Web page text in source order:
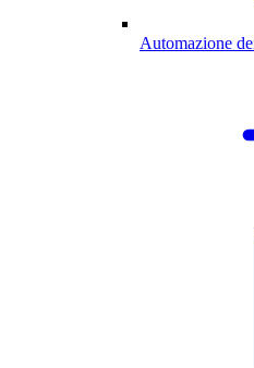
Automazione